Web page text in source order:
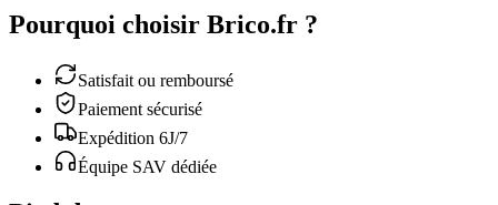
Pourquoi choisir Brico.fr ?
Satisfait ou remboursé
Paiement sécurisé
Expédition 6J/7
Équipe SAV dédiée